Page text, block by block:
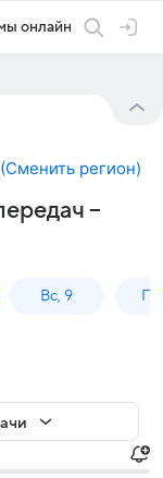
онлайн
(Сменить регион)
–
Вс, 9